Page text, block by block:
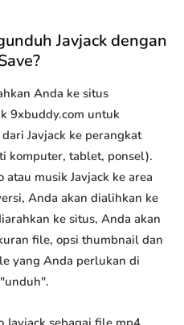
Javjack dengan
Anda ke situs
9xbuddy.com untuk
Javjack ke perangkat
komputer, tablet, ponsel).
musik Javjack ke area
Anda akan dialihkan ke
ke situs, Anda akan
file, opsi thumbnail dan
yang Anda perlukan di